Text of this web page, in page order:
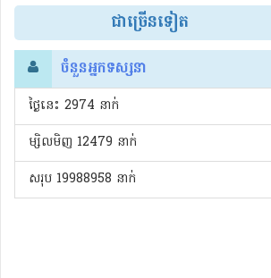
ចូល!?
ជាច្រើនទៀត
ចំនួនអ្នកទស្សនា
ថ្ងៃនេះ​ 2974 នាក់
ម្សិលមិញ 12479 នាក់
សរុប 19988958 នាក់